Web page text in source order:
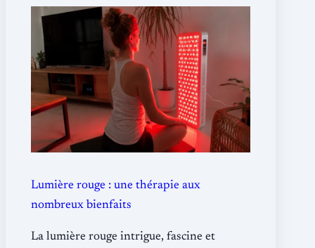
Lumière rouge : une thérapie aux
nombreux bienfaits
La lumière rouge intrigue, fascine et